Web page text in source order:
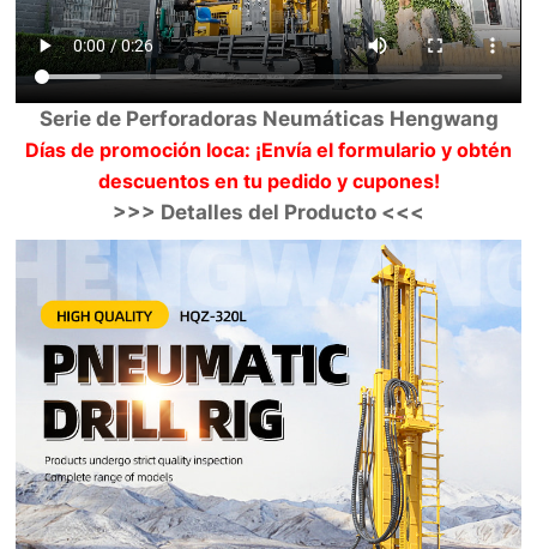
Serie de Perforadoras Neumáticas Hengwang
Días de promoción loca: ¡Envía el formulario y obtén
descuentos en tu pedido y cupones!
>>> Detalles del Producto <<<